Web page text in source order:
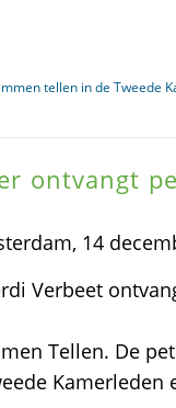
tellen in de Tweede
ontvangt
14
Verbeet
Tellen. De